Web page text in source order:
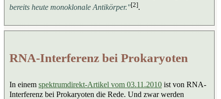
bereits heute monoklonale Antikörper."[2].
RNA-Interferenz bei Prokaryoten
In einem spektrumdirekt-Artikel vom 03.11.2010 ist von RNA-
Interferenz bei Prokaryoten die Rede. Und zwar werden